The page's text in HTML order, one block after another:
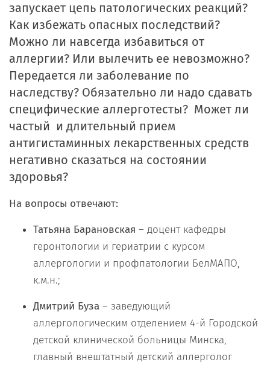
запускает цепь патологических реакций?
Как избежать опасных последствий?
Можно ли навсегда избавиться от
аллергии? Или вылечить ее невозможно?
Передается ли заболевание по
наследству? Обязательно ли надо сдавать
специфические аллерготесты? Может ли
частый и длительный прием
антигистаминных лекарственных средств
негативно сказаться на состоянии
здоровья?
На вопросы отвечают:
Татьяна Барановская – доцент кафедры
геронтологии и гериатрии с курсом
аллергологии и профпатологии БелМАПО,
к.м.н.;
Дмитрий Буза – заведующий
аллергологическим отделением 4-й Городской
детской клинической больницы Минска,
главный внештатный детский аллерголог